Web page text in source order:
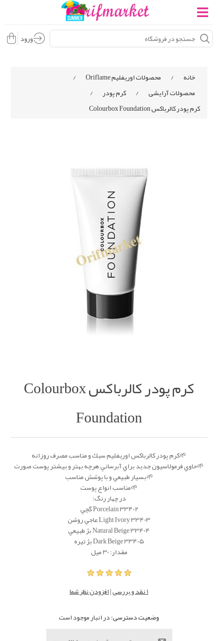
ورود
خانه / محصولات اوریفلیم Oriflame
/
محصولات آرایشی
/ کرم پودر
/
کرم پودر کالرباکس Colourbox Foundation
کرم پودر کالرباکس Colourbox
Foundation
🌱كرم پودر كالرباكس اوریفلیم سبك و مناسب مصرف روزانه
🌱حاوي فرمولاسيون جديد براي آبرساني هرچه بهتر و بيشتر پوست صورت
🌱بسيار طبيعي و با پوشش مناسب
🌱مناسب انواع پوست
در چهار رنگ:
33402 Porcelain گچي
33403 Light Ivory عاجي روشن
33404 Natural Beige بژ طبيعي
33405 Dark Beige بژ تيره
مقدار: 30 میل
1 نقد و بررسی |افزودن نظر شما
وضعیت دسترسی:در انبار موجود است